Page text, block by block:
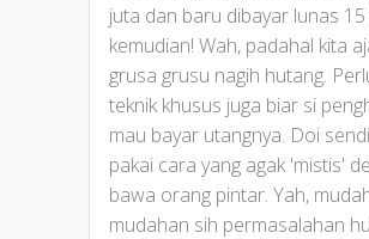
juta dan baru dibayar lunas
kemudian! Wah, padahal kita
grusa grusu nagih hutang.
teknik khusus juga biar si
mau bayar utangnya. Doi
pakai cara yang agak 'mistis'
bawa orang pintar. Yah,
mudahan sih permasalahan